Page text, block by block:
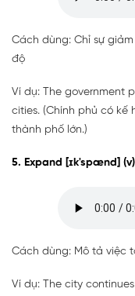
Cách dùng: Chỉ sự
độ
Ví dụ: The government
cities. (Chính phủ có kế
thành phố lớn.)
5. Expand [ɪk'spænd]
Cách dùng: Mô tả việc
Ví dụ: The city